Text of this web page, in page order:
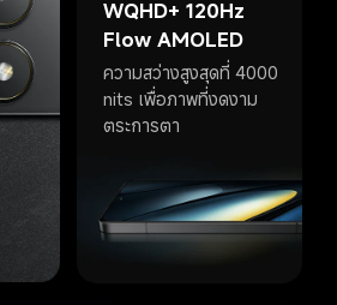
WQHD+ 120Hz
Flow AMOLED
ความสว่างสูงสุดที่ 4000
nits เพื่อภาพที่งดงาม
ตระการตา